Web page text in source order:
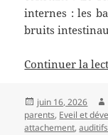
internes : les
bruits
Continuer la
Publié
le
juin 16, 2026
parents, Eveil et
attachement,auditifs